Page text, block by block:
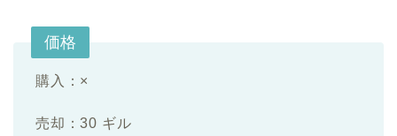
価格
購入：×
売却：30 ギル